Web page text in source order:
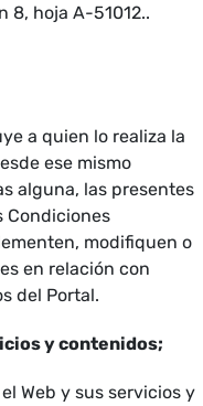
8, hoja A-51012..
a quien lo realiza la
ese mismo
alguna, las presentes
Condiciones
modifiquen o
en relación con
del Portal.
y contenidos;
Web y sus servicios y